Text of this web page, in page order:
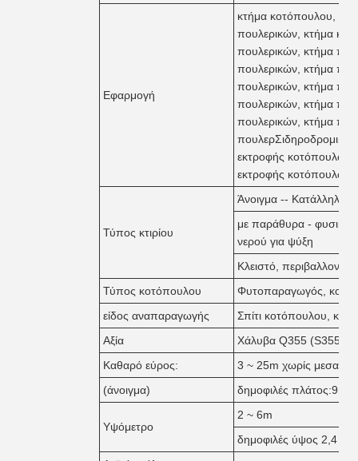
Εφαρμογή
κτήμα κοτόπουλου,
πουλερικών, κτήμα
πουλερικών, κτήμα
πουλερικών, κτήμα
πουλερικών, κτήμα
πουλερικών, κτήμα
πουλερικών, κτήμα
πουλερΣιδηροδρομική
εκτροφής κοτόπουλων,
εκτροφής κοτόπουλων
Τύπος κτιρίου
Άνοιγμα -- Κατάλληλο
με παράθυρα - φυσικός
νερού για ψύξη
Κλειστό,
Τύπος κοτόπουλου
Φυτοπαραγωγός,
είδος αναπαραγωγής
Σπίτι κοτόπουλου,
Αξία
Χάλυβα Q355
Καθαρό εύρος:
3 ~ 25m χωρίς μεσαία
(άνοιγμα)
δημοφιλές
Υψόμετρο
2 ~ 6m
δημοφιλές ύψος 2,4